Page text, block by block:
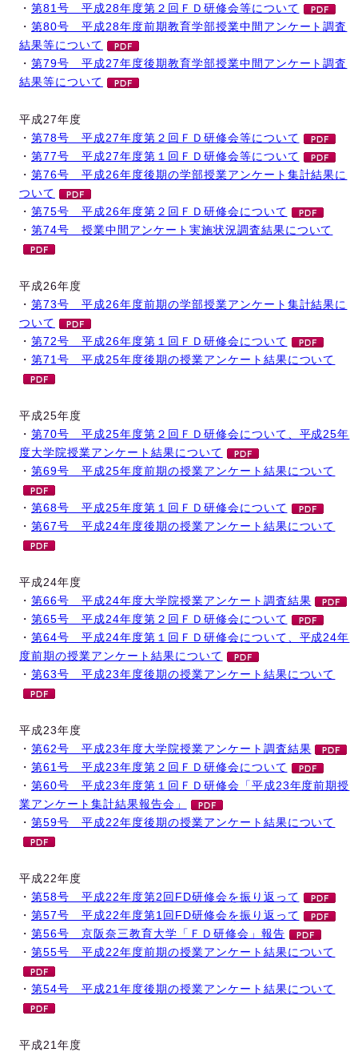
・ 第81号 平成28年度第２回ＦＤ研修会等について
・ 第80号 平成28年度前期教育学部授業中間アンケート調査
結果等について
・ 第79号 平成27年度後期教育学部授業中間アンケート調査
結果等について
平成27年度
・ 第78号 平成27年度第２回ＦＤ研修会等について
・ 第77号 平成27年度第１回ＦＤ研修会等について
・ 第76号 平成26年度後期の学部授業アンケート集計結果に
ついて
・ 第75号 平成26年度第２回ＦＤ研修会について
・ 第74号 授業中間アンケート実施状況調査結果について
平成26年度
・ 第73号 平成26年度前期の学部授業アンケート集計結果に
ついて
・ 第72号 平成26年度第１回ＦＤ研修会について
・ 第71号 平成25年度後期の授業アンケート結果について
平成25年度
・ 第70号 平成25年度第２回ＦＤ研修会について、平成25年
度大学院授業アンケート結果について
・ 第69号 平成25年度前期の授業アンケート結果について
・ 第68号 平成25年度第１回ＦＤ研修会について
・ 第67号 平成24年度後期の授業アンケート結果について
平成24年度
・ 第66号 平成24年度大学院授業アンケート調査結果
・ 第65号 平成24年度第２回ＦＤ研修会について
・ 第64号 平成24年度第１回ＦＤ研修会について、平成24年
度前期の授業アンケート結果について
・ 第63号 平成23年度後期の授業アンケート結果について
平成23年度
・ 第62号 平成23年度大学院授業アンケート調査結果
・ 第61号 平成23年度第２回ＦＤ研修会について
・ 第60号 平成23年度第１回ＦＤ研修会「平成23年度前期授
業アンケート集計結果報告会」
・ 第59号 平成22年度後期の授業アンケート結果について
平成22年度
・ 第58号 平成22年度第2回FD研修会を振り返って
・ 第57号 平成22年度第1回FD研修会を振り返って
・ 第56号 京阪奈三教育大学「ＦＤ研修会」報告
・ 第55号 平成22年度前期の授業アンケート結果について
・ 第54号 平成21年度後期の授業アンケート結果について
平成21年度